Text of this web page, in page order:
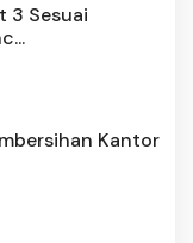
3 Sesuai
Kantor